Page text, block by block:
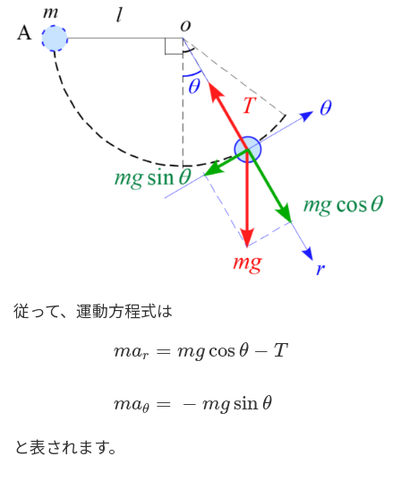
従って、運動方程式は
mar
maθ
=
=
mgcos θ − T
− mgsinθ
と表されます。